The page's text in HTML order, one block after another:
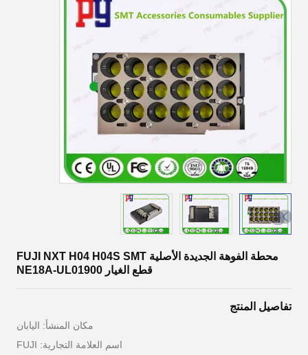
محطة الفوهة الجديدة الأصلية FUJI NXT H04 H04S SMT
قطع الغيار NE18A-UL01900
تفاصيل المنتج
مكان المنشأ: اليابان
اسم العلامة التجارية: FUJI